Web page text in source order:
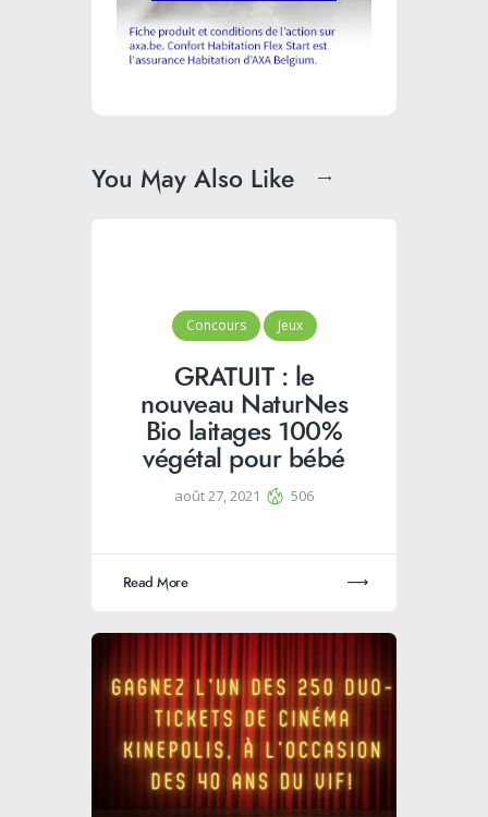
You May Also Like
Concours Jeux
GRATUIT : le
nouveau NaturNes
Bio laitages 100%
végétal pour bébé
août 27, 2021 506
Read More